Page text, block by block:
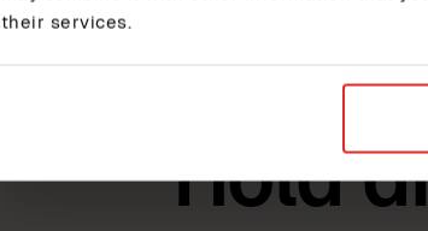
their services.
Hold